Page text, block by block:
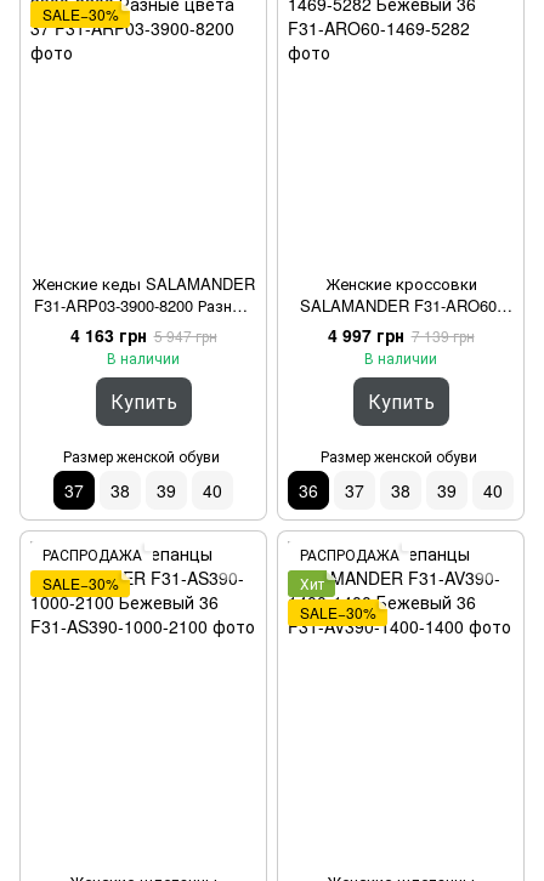
SALE−30%
Женские кеды SALAMANDER
F31-ARP03-3900-8200 Разные
цвета 37
4 163 грн 5 947 грн
В наличии
Купить
Размер женской обуви
37 38 39 40
Женские кроссовки
SALAMANDER F31-ARO60-
1469-5282 Бежевый 36
4 997 грн 7 139 грн
В наличии
Купить
Размер женской обуви
36 37 38 39 40
РАСПРОДАЖА
SALE−30%
РАСПРОДАЖА
Хит
SALE−30%